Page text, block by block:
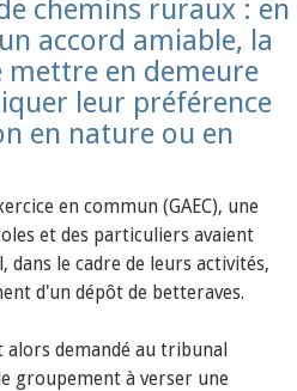
chemins ruraux : en
accord amiable, la
en demeure
leur préférence
en nature ou en
en commun (GAEC), une
et des particuliers avaient
le cadre de leurs activités,
d'un dépôt de betteraves.
alors demandé au tribunal
groupement à verser une